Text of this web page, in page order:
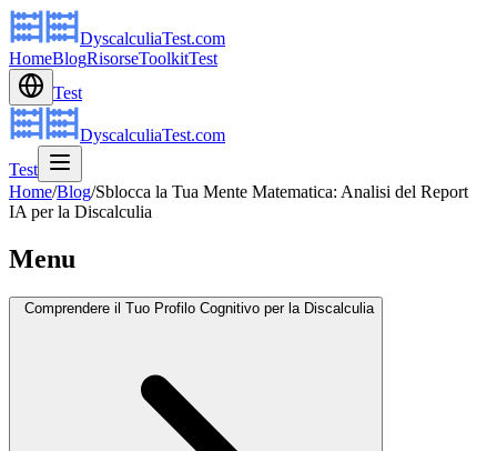
DyscalculiaTest.com
HomeBlogRisorseToolkitTest
Test
DyscalculiaTest.com
Test
Home/Blog/Sblocca la Tua Mente Matematica: Analisi del Report
IA per la Discalculia
Menu
Comprendere il Tuo Profilo Cognitivo per la Discalculia